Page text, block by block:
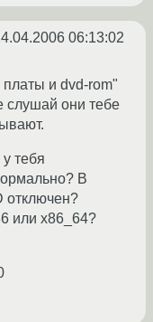
06:13:02
платы и dvd-rom"
слушай они тебе
тебя
В
отключен?
или x86_64?